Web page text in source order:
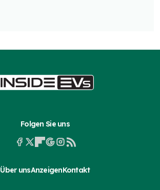
Folgen Sie uns
Über unsAnzeigenKontakt